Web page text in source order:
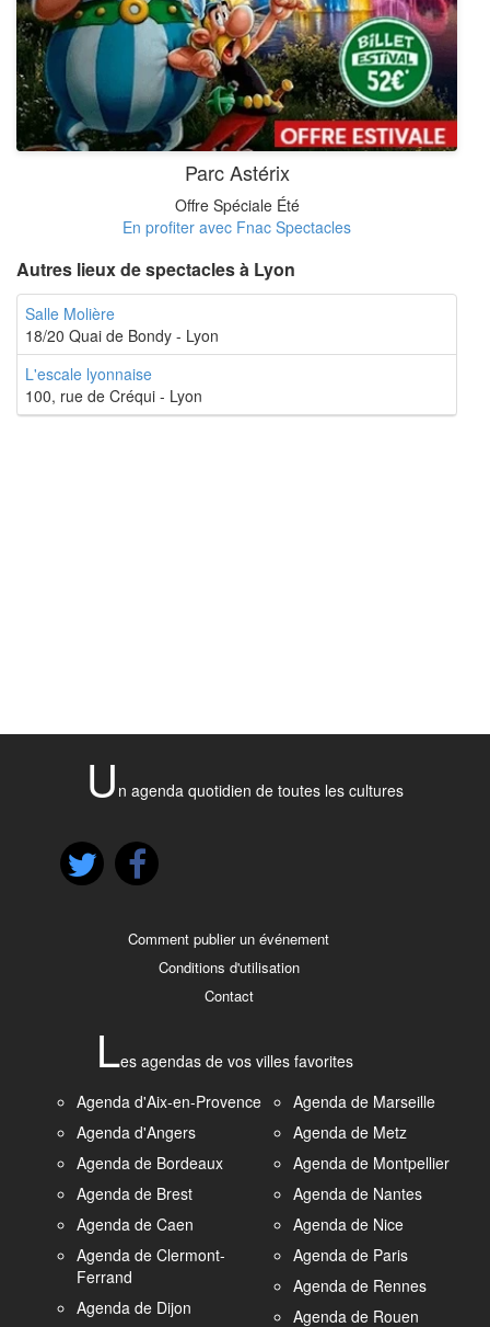
Parc Astérix
Offre Spéciale Été
En profiter avec Fnac Spectacles
Autres lieux de spectacles à Lyon
Salle Molière
18/20 Quai de Bondy - Lyon
L'escale lyonnaise
100, rue de Créqui - Lyon
U n agenda quotidien de toutes les cultures
Comment publier un événement
Conditions d'utilisation
Contact
Les agendas de vos villes favorites
Agenda d'Aix-en-Provence
Agenda d'Angers
Agenda de Bordeaux
Agenda de Brest
Agenda de Caen
Agenda de Clermont-
Ferrand
Agenda de Dijon
Agenda de Marseille
Agenda de Metz
Agenda de Montpellier
Agenda de Nantes
Agenda de Nice
Agenda de Paris
Agenda de Rennes
Agenda de Rouen